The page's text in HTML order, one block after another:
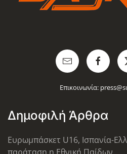
Επικοινωνία:
Δημοφιλή Άρθρα
Ευρωμπάσκετ U16, Ισπανία-